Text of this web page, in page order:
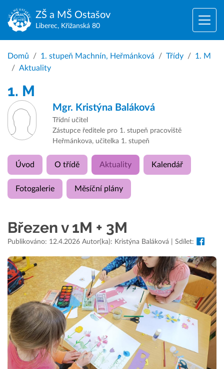
ZŠ a MŠ Ostašov
Liberec, Křižanská 80
Domů 1. stupeň Machnín, Heřmánková Třídy
1. M
Aktuality
1. M
Mgr. Kristýna Baláková
Třídní učitel
Zástupce ředitele pro 1. stupeň pracoviště
Heřmánkova, učitelka 1. stupeň
Úvod O třídě Aktuality Kalendář
Fotogalerie Měsíční plány
Březen v 1M + 3M
Publikováno: 12.4.2026 Autor(ka): Kristýna Baláková | Sdílet: